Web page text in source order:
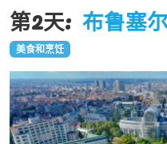
第2天: 布鲁塞
美食和烹饪